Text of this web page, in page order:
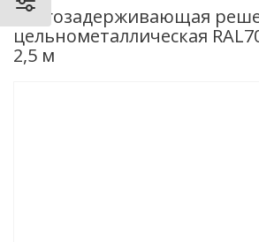
Снегозадерживающая
цельнометаллическая
2,5 м